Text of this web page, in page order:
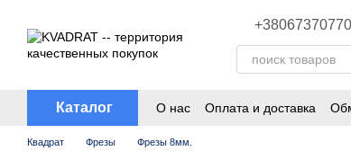
Каталог О нас Оплата и доставка
Квадрат Фрезы Фрезы 8мм.